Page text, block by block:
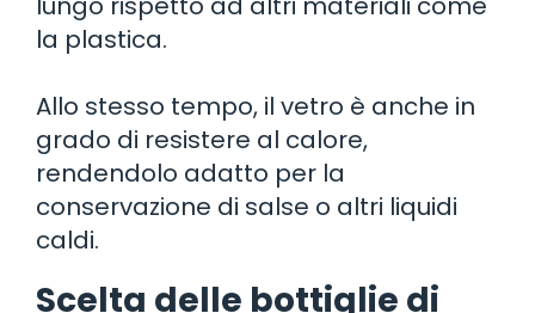
la plastica.
Allo stesso tempo, il vetro è anche in
grado di resistere al calore,
rendendolo adatto per la
conservazione di salse o altri liquidi
caldi.
Scelta delle bottiglie di